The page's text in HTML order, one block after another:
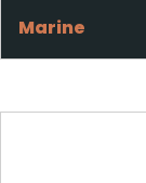
Marine